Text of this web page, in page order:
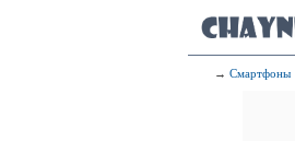
→ Смартфоны